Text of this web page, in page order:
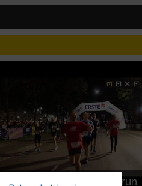
erste bank vienna night run